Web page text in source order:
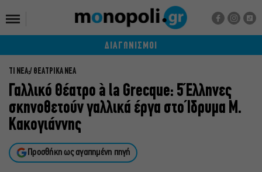
ΔΙΑΓΩΝΙΣΜΟΙ
ΤΙ ΝΕΑ; ΘΕΑΤΡΙΚΑ ΝΕΑ
Γαλλικό Θέατρο à la Grecque: 5 Έλληνες
σκηνοθετούν γαλλικά έργα στο Ίδρυμα Μ.
Κακογιάννης
Προσθήκη ως αγαπημένη πηγή